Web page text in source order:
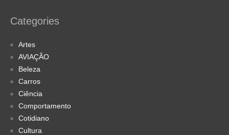
Categories
Artes
AVIAÇÃO
Beleza
Carros
Ciência
Comportamento
Cotidiano
Cultura